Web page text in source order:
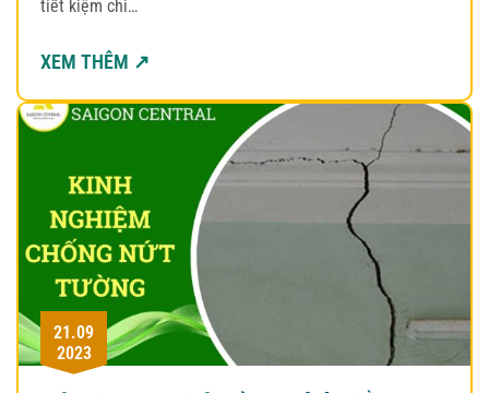
tiết kiệm chi…
XEM THÊM ↗
21.09
2023